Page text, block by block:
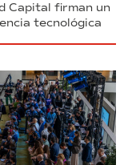
Capital firman un
tecnológica